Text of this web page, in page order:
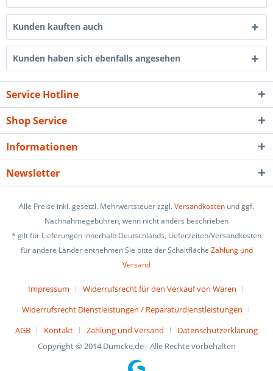
Kunden kauften auch
Kunden haben sich ebenfalls angesehen
Service Hotline
Shop Service
Informationen
Newsletter
Alle Preise inkl. gesetzl. Mehrwertsteuer zzgl.Versandkosten und ggf.
Nachnahmegebühren, wenn nicht anders beschrieben
* gilt für Lieferungen innerhalb Deutschlands, Lieferzeiten/Versandkosten
für andere Länder entnehmen Sie bitte der Schaltfläche Zahlung und
Versand
Impressum
Widerrufsrecht für den Verkauf von Waren
Widerrufsrecht Dienstleistungen / Reparaturdienstleistungen
AGB
Kontakt Zahlung und Versand
Datenschutzerklärung
Copyright © 2014 Dumcke.de - Alle Rechte vorbehalten